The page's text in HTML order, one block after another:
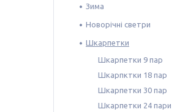
Зима
Новорічні светри
Шкарпетки
Шкарпетки 9 пар
Шкарпктки 18 пар
Шкарпетки 30 пар
Шкарпетки 24 пари